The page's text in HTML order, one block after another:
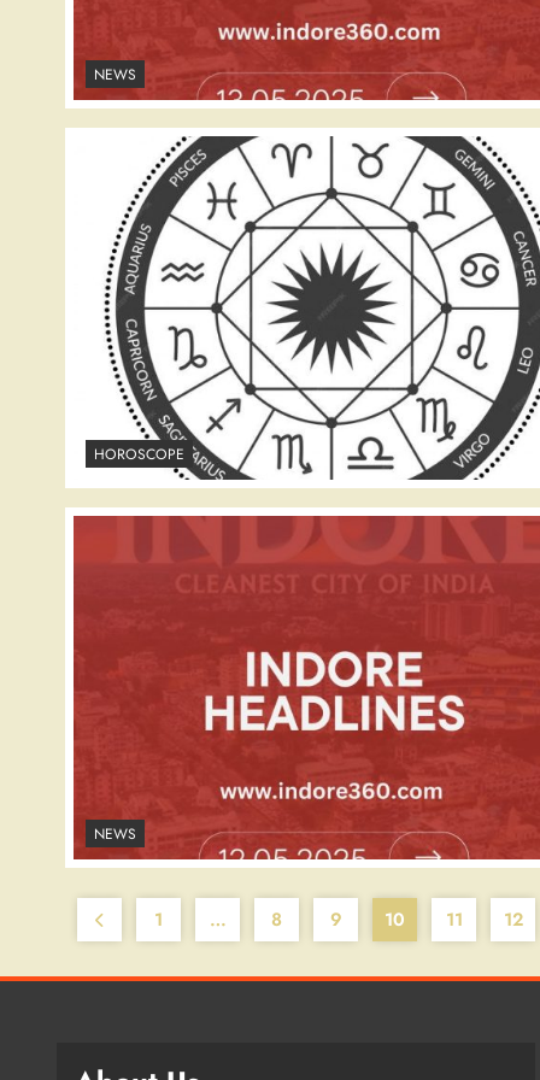
NEWS
HOROSCOPE
NEWS
1 … 8 9 10 11 12